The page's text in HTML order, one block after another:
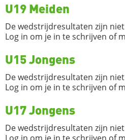
U19 Meiden
De wedstrijdresultaten zijn
Log in om je in te schrijven of
U15 Jongens
De wedstrijdresultaten zijn
Log in om je in te schrijven of
U17 Jongens
De wedstrijdresultaten zijn